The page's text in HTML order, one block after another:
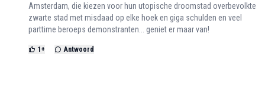
Amsterdam, die kiezen voor hun utopische droomstad overbevolkte
zwarte stad met misdaad op elke hoek en giga schulden en veel
parttime beroeps demonstranten... geniet er maar van!
1 + Antwoord